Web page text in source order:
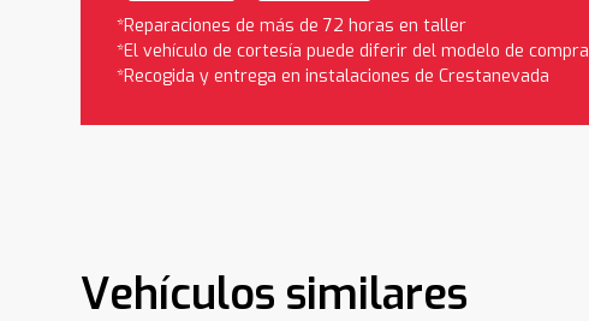
*Reparaciones de más de 72 horas en taller
*El vehículo de cortesía puede diferir del modelo de compra
*Recogida y entrega en instalaciones de Crestanevada
Vehículos similares